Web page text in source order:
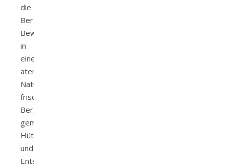
die
Berge?
Bewegung
in
einer
atemberaubenden
Natur,
frische
Bergluft,
gemütliche
Hütteneinkehr
und
Entspannung